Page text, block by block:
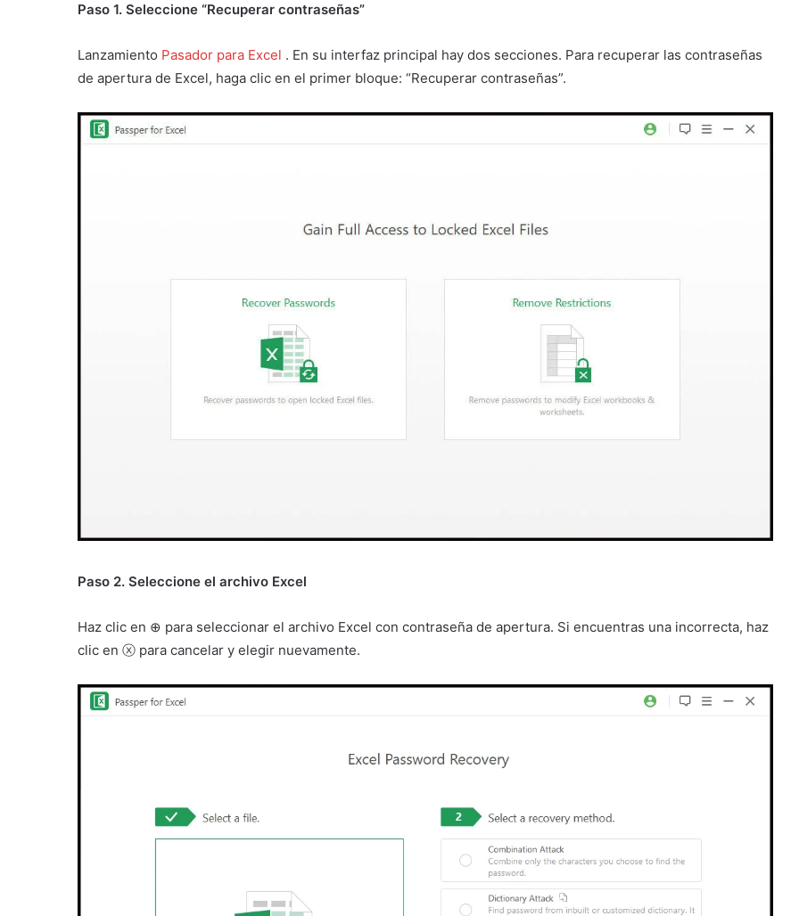
Paso 1. Seleccione “Recuperar contraseñas”
Lanzamiento Pasador para Excel . En su interfaz principal hay dos secciones. Para recuperar las contraseñas
de apertura de Excel, haga clic en el primer bloque: “Recuperar contraseñas”.
Paso 2. Seleccione el archivo Excel
Haz clic en ⊕ para seleccionar el archivo Excel con contraseña de apertura. Si encuentras una incorrecta, haz
clic en ⓧ para cancelar y elegir nuevamente.